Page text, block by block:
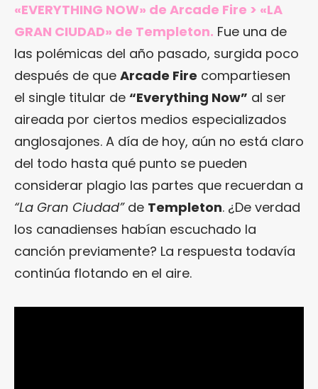
«EVERYTHING NOW» de Arcade Fire > «LA
GRAN CIUDAD» de Templeton. Fue una de
las polémicas del año pasado, surgida poco
después de que Arcade Fire compartiesen
el single titular de “Everything Now” al ser
aireada por ciertos medios especializados
anglosajones. A día de hoy, aún no está claro
del todo hasta qué punto se pueden
considerar plagio las partes que recuerdan a
“La Gran Ciudad”de Templeton. ¿De verdad
los canadienses habían escuchado la
canción previamente? La respuesta todavía
continúa flotando en el aire.